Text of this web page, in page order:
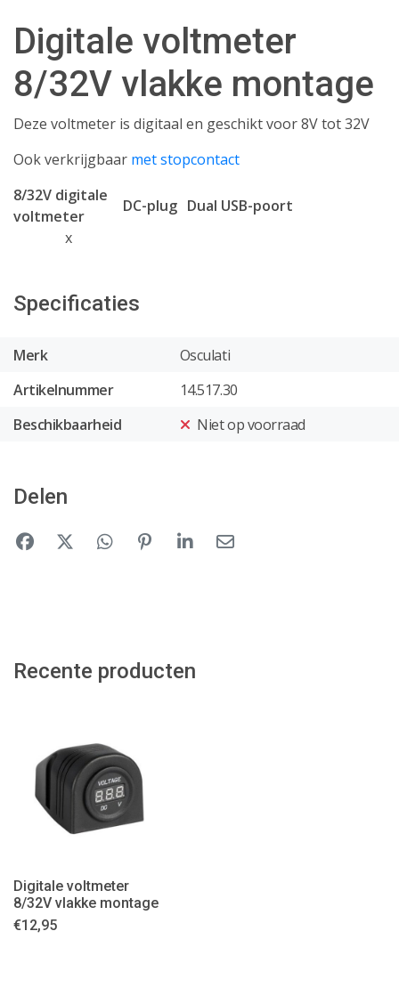
Digitale voltmeter
8/32V vlakke montage
Deze voltmeter is digitaal en geschikt voor 8V tot 32V
Ook verkrijgbaar met stopcontact
8/32V digitale
voltmeter
DC-plug Dual USB-poort
x
Specificaties
Merk
Osculati
Artikelnummer
14.517.30
Beschikbaarheid
Niet op voorraad
Delen
Recente producten
Digitale voltmeter
8/32V vlakke montage
€12,95